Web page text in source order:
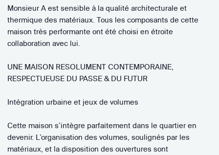
Monsieur A est sensible à la qualité architecturale et
thermique des matériaux. Tous les composants de cette
maison très performante ont été choisi en étroite
collaboration avec lui.
UNE MAISON RESOLUMENT CONTEMPORAINE,
RESPECTUEUSE DU PASSE & DU FUTUR
Intégration urbaine et jeux de volumes
Cette maison s’intègre parfaitement dans le quartier en
devenir. L’organisation des volumes, soulignés par les
matériaux, et la disposition des ouvertures sont